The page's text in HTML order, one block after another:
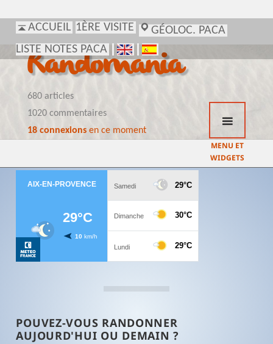
ACCUEIL 1ÈRE VISITE
GÉOLOC. PACA
LISTE NOTES PACA
Randomania
680 articles
1020 commentaires
18 connexionsen ce moment
MENU ET
WIDGETS
POUVEZ-VOUS RANDONNER
AUJOURD'HUI OU DEMAIN ?